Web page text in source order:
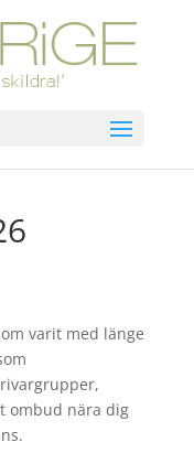
varit med länge
ombud nära dig